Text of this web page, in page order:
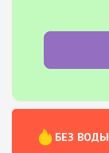
БЕЗ ВОДЫ